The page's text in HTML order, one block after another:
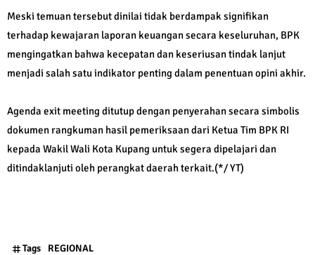
Meski temuan tersebut dinilai tidak berdampak signifikan
terhadap kewajaran laporan keuangan secara keseluruhan, BPK
mengingatkan bahwa kecepatan dan keseriusan tindak lanjut
menjadi salah satu indikator penting dalam penentuan opini akhir.
Agenda exit meeting ditutup dengan penyerahan secara simbolis
dokumen rangkuman hasil pemeriksaan dari Ketua Tim BPK RI
kepada Wakil Wali Kota Kupang untuk segera dipelajari dan
ditindaklanjuti oleh perangkat daerah terkait.(*/ YT)
Tags REGIONAL